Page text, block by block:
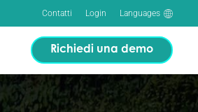
Contatti Login Languages
Richiedi una demo